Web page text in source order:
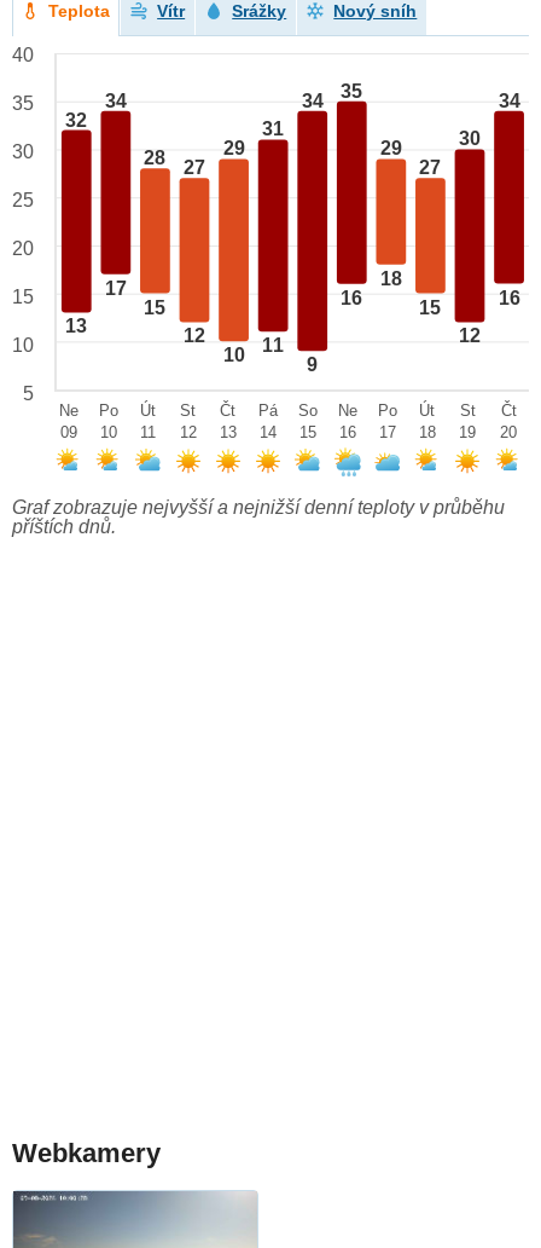
Teplota Vítr Srážky Nový sníh
32
13
34
17
28
15
27
12
29
10
31
11
34
9
35
16
29
18
27
15
30
12
34
16
40
35
30
25
20
15
10
5
Ne
09
Po
10
Út
11
St
12
Čt
13
Pá
14
So
15
Ne
16
Po
17
Út
18
St
19
Čt
20
Graf zobrazuje nejvyšší a nejnižší denní teploty v průběhu
příštích dnů.
Webkamery